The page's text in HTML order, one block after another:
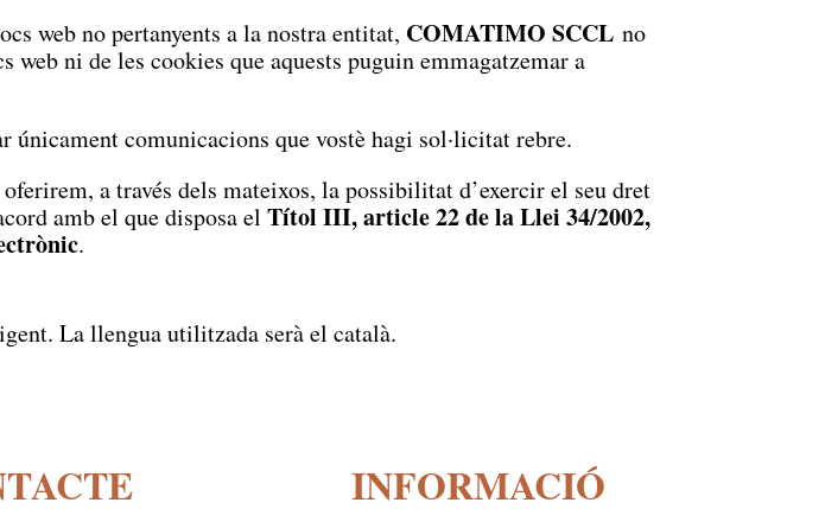
web no pertanyents a la nostra entitat, COMATIMO SCCL no
ni de les cookies que aquests puguin emmagatzemar a
comunicacions que vostè hagi sol·licitat rebre.
a través dels mateixos, la possibilitat d’exercir el seu dret
amb el que disposa elTítol III, article 22 de la Llei 34/2002,
.
La llengua utilitzada serà el català.
INFORMACIÓ